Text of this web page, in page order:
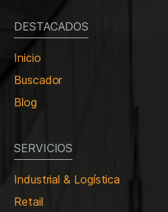
DESTACADOS
Inicio
Buscador
Blog
SERVICIOS
Industrial & Logística
Retail